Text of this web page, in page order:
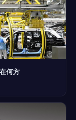
何方